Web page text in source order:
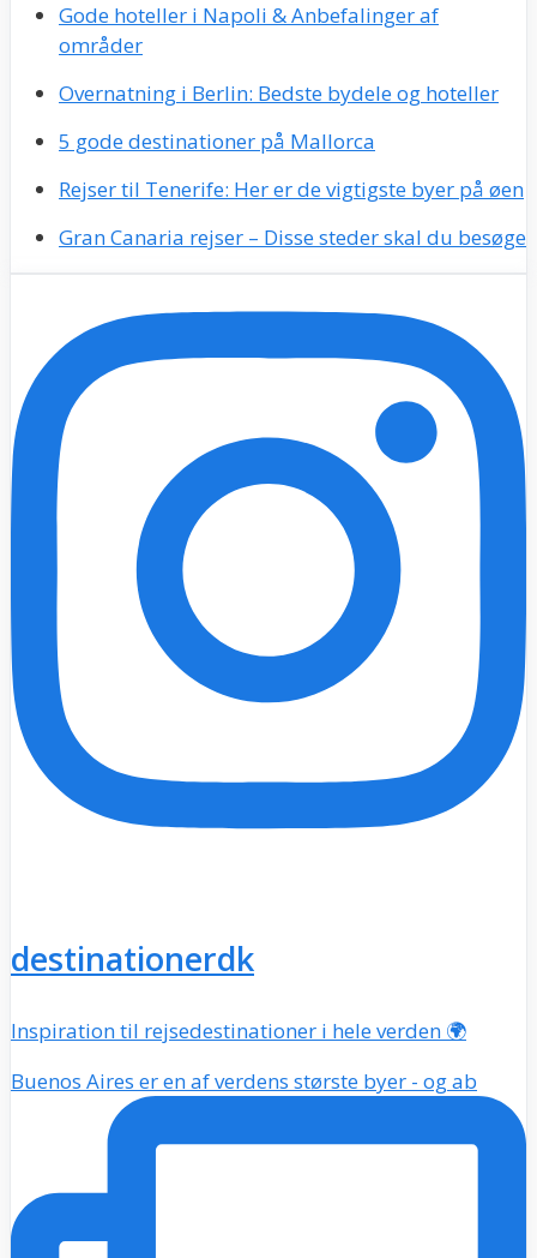
Gode hoteller i Napoli & Anbefalinger af
områder
Overnatning i Berlin: Bedste bydele og hoteller
5 gode destinationer på Mallorca
Rejser til Tenerife: Her er de vigtigste byer på øen
Gran Canaria rejser – Disse steder skal du besøge
destinationerdk
Inspiration til rejsedestinationer i hele verden 🌍
Buenos Aires er en af verdens største byer - og ab